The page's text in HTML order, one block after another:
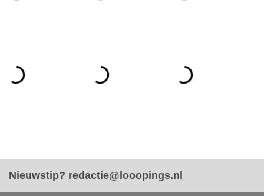
Nieuwstip? redactie@looopings.nl